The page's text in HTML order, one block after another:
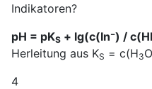
Indikatoren?
pH = pKS + lg(c(In⁻) /
Herleitung aus KS = c(H3O
4